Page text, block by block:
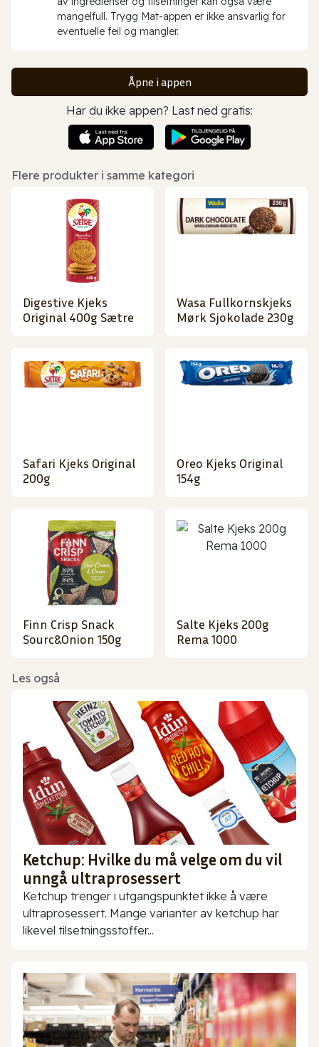
mangelfull. Trygg Mat-appen er ikke ansvarlig for
eventuelle feil og mangler.
Åpne i appen
Har du ikke appen? Last ned gratis:
Flere produkter i samme kategori
Digestive Kjeks
Original 400g Sætre
Wasa Fullkornskjeks
Mørk Sjokolade 230g
Safari Kjeks Original
200g
Oreo Kjeks Original
154g
Finn Crisp Snack
Sourc&Onion 150g
Salte Kjeks 200g
Rema 1000
Les også
Ketchup: Hvilke du må velge om du vil
unngå ultraprosessert
Ketchup trenger i utgangspunktet ikke å være
ultraprosessert. Mange varianter av ketchup har
likevel tilsetningsstoffer...